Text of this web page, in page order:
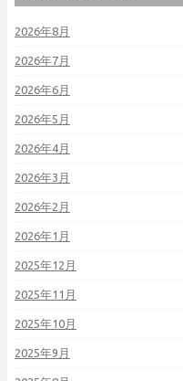
2026年8月
2026年7月
2026年6月
2026年5月
2026年4月
2026年3月
2026年2月
2026年1月
2025年12月
2025年11月
2025年10月
2025年9月